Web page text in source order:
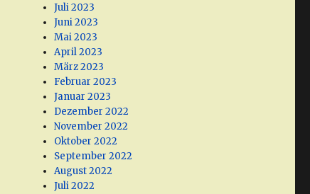
Juli 2023
Juni 2023
Mai 2023
April 2023
März 2023
Februar 2023
Januar 2023
Dezember 2022
November 2022
Oktober 2022
September 2022
August 2022
Juli 2022